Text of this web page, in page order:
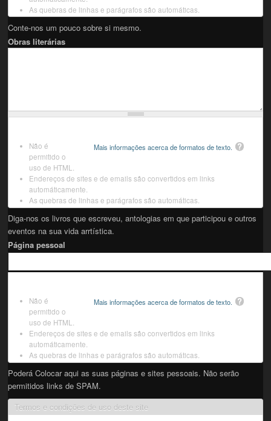
As quebras de linhas e parágrafos são automáticas.
Conte-nos um pouco sobre si mesmo.
Obras literárias
Mais informações acerca de formatos de texto.
Não é
permitido o
uso de HTML.
Endereços de sites e de emails são convertidos em links
automáticamente.
As quebras de linhas e parágrafos são automáticas.
Diga-nos os livros que escreveu, antologias em que participou e outros
eventos na sua vida arrtística.
Página pessoal
Mais informações acerca de formatos de texto.
Não é
permitido o
uso de HTML.
Endereços de sites e de emails são convertidos em links
automáticamente.
As quebras de linhas e parágrafos são automáticas.
Poderá Colocar aqui as suas páginas e sites pessoais. Não serão
permitidos links de SPAM.
Termos e condições de uso deste site